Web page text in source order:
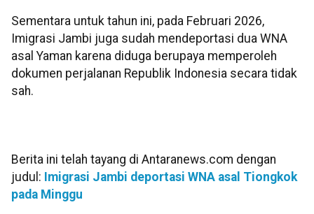
Sementara untuk tahun ini, pada Februari 2026,
Imigrasi Jambi juga sudah mendeportasi dua WNA
asal Yaman karena diduga berupaya memperoleh
dokumen perjalanan Republik Indonesia secara tidak
sah.
Berita ini telah tayang di Antaranews.com dengan
judul: Imigrasi Jambi deportasi WNA asal Tiongkok
pada Minggu